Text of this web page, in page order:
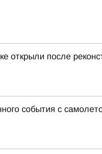
после
события с